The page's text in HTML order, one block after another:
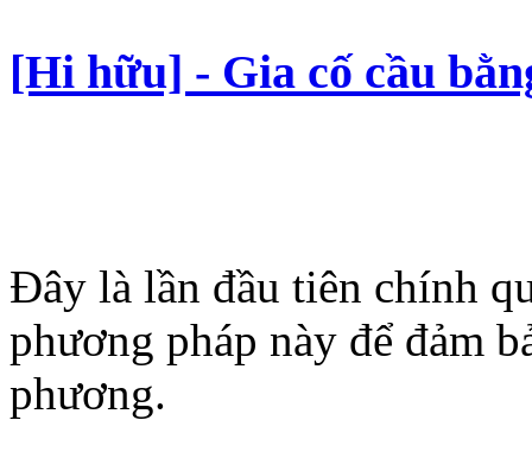
[Hi hữu] - Gia cố cầu
Đây là lần đầu tiên chính
phương pháp này để đảm
phương.